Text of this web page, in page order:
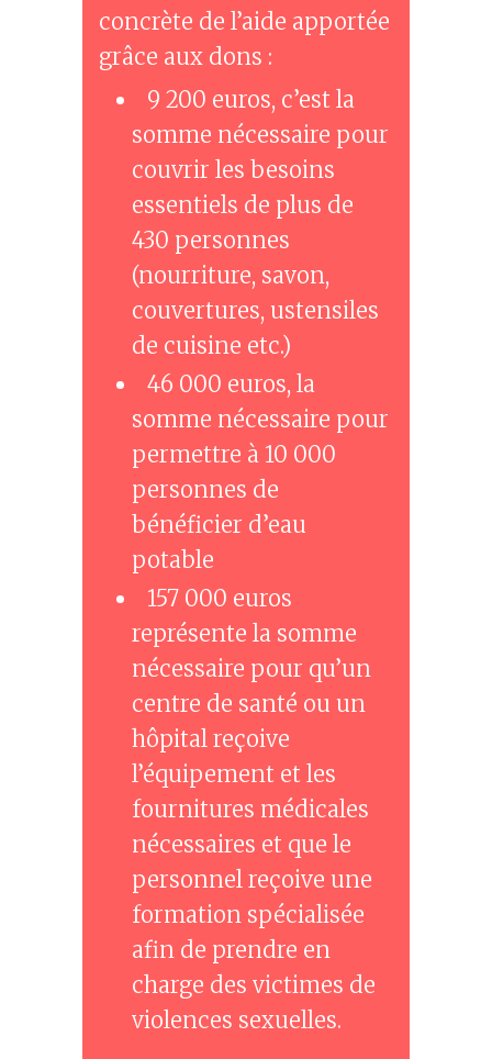
concrète de l’aide apportée
grâce aux dons :
9 200 euros, c’est la
somme nécessaire pour
couvrir les besoins
essentiels de plus de
430 personnes
(nourriture, savon,
couvertures, ustensiles
de cuisine etc.)
46 000 euros, la
somme nécessaire pour
permettre à 10 000
personnes de
bénéficier d’eau
potable
157 000 euros
représente la somme
nécessaire pour qu’un
centre de santé ou un
hôpital reçoive
l’équipement et les
fournitures médicales
nécessaires et que le
personnel reçoive une
formation spécialisée
afin de prendre en
charge des victimes de
violences sexuelles.